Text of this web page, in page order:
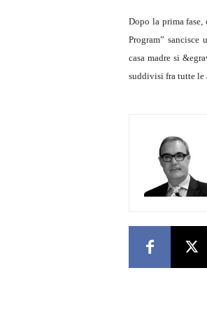
Dopo la prima fase,
Program”
casa madre si
suddivisi fra tutte le